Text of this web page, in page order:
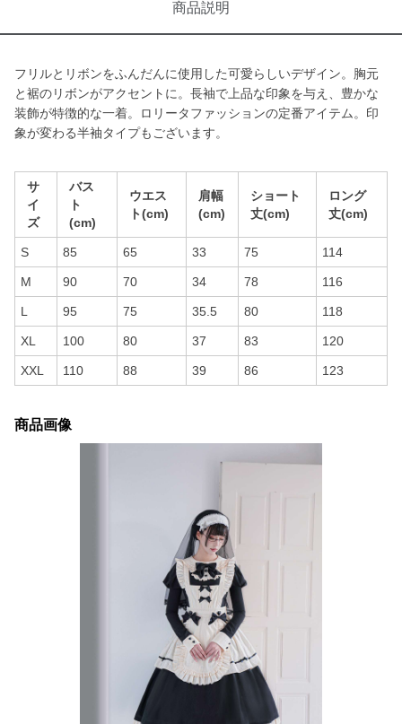
商品説明
フリルとリボンをふんだんに使用した可愛らしいデザイン。胸元
と裾のリボンがアクセントに。長袖で上品な印象を与え、豊かな
装飾が特徴的な一着。ロリータファッションの定番アイテム。印
象が変わる半袖タイプもございます。
サ
イ
ズ
バス
ト
(cm)
ウエス
ト(cm)
肩幅
(cm)
ショート
丈(cm)
ロング
丈(cm)
S 85 65 33 75 114
M 90 70 34 78 116
L 95 75 35.5 80 118
XL 100 80 37 83 120
XXL 110 88 39 86 123
商品画像